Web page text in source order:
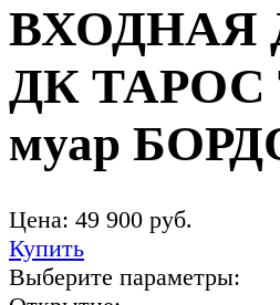
ВХОДНАЯ
ДК
муар
Цена: 49 900 руб.
Купить
Выберите параметры: